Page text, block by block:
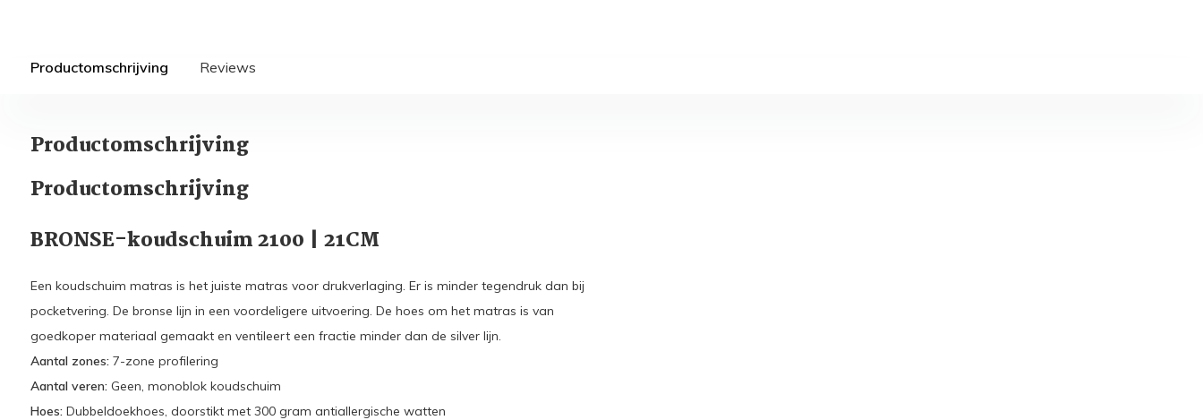
Productomschrijving Reviews
Productomschrijving
Productomschrijving
BRONSE-koudschuim 2100 | 21CM
Een koudschuim matras is het juiste matras voor drukverlaging. Er is minder tegendruk dan bij
pocketvering. De bronse lijn in een voordeligere uitvoering. De hoes om het matras is van
goedkoper materiaal gemaakt en ventileert een fractie minder dan de silver lijn.
Aantal zones:7-zone profilering
Aantal veren:Geen, monoblok koudschuim
Hoes: Dubbeldoekhoes, doorstikt met 300 gram antiallergische watten